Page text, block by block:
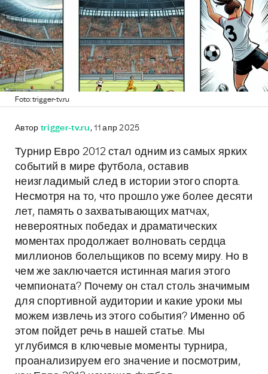
Foto: trigger-tv.ru
Автор trigger-tv.ru , 11 апр 2025
Турнир Евро 2012 стал одним из самых ярких
событий в мире футбола, оставив
неизгладимый след в истории этого спорта.
Несмотря на то, что прошло уже более десяти
лет, память о захватывающих матчах,
невероятных победах и драматических
моментах продолжает волновать сердца
миллионов болельщиков по всему миру. Но в
чем же заключается истинная магия этого
чемпионата? Почему он стал столь значимым
для спортивной аудитории и какие уроки мы
можем извлечь из этого события? Именно об
этом пойдет речь в нашей статье. Мы
углубимся в ключевые моменты турнира,
проанализируем его значение и посмотрим,